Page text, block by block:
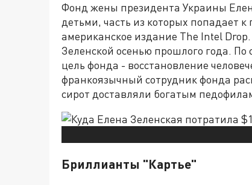
Фонд жены президента Украины
детьми, часть из которых попадает
американское издание The Intel
Зеленской осенью прошлого года.
цель фонда - восстановление
франкоязычный сотрудник фонда
сирот доставляли богатым
Бриллианты "Картье"